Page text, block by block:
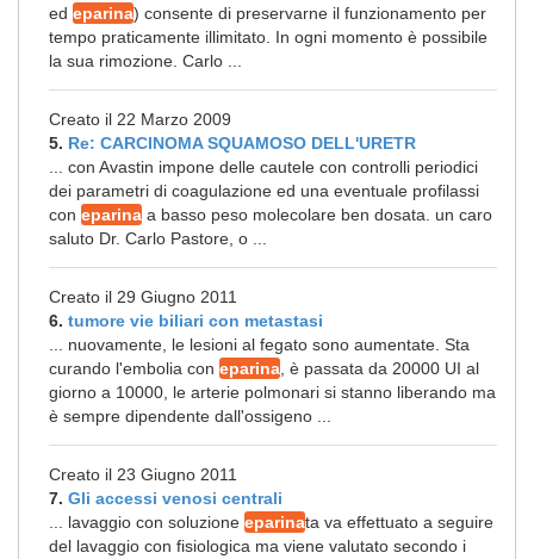
ed eparina) consente di preservarne il funzionamento per
tempo praticamente illimitato. In ogni momento è possibile
la sua rimozione. Carlo ...
Creato il 22 Marzo 2009
5. Re: CARCINOMA SQUAMOSO DELL'URETR
... con Avastin impone delle cautele con controlli periodici
dei parametri di coagulazione ed una eventuale profilassi
con eparina a basso peso molecolare ben dosata. un caro
saluto Dr. Carlo Pastore, o ...
Creato il 29 Giugno 2011
6. tumore vie biliari con metastasi
... nuovamente, le lesioni al fegato sono aumentate. Sta
curando l'embolia con eparina , è passata da 20000 UI al
giorno a 10000, le arterie polmonari si stanno liberando ma
è sempre dipendente dall'ossigeno ...
Creato il 23 Giugno 2011
7. Gli accessi venosi centrali
... lavaggio con soluzione eparinata va effettuato a seguire
del lavaggio con fisiologica ma viene valutato secondo i